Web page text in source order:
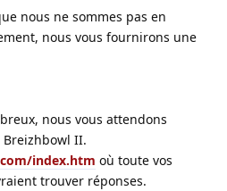
nous ne sommes pas en
nous vous fournirons une
nous vous attendons
II.
index.htm où toute vos
trouver réponses.